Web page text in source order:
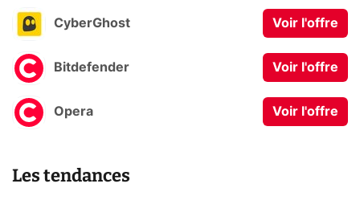
CyberGhost Voir l'offre
Bitdefender Voir l'offre
Opera Voir l'offre
Les tendances